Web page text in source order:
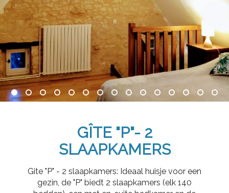
GÎTE "P"- 2
SLAAPKAMERS
Gite "P" - 2 slaapkamers: Ideaal huisje voor een
gezin, de "P" biedt 2 slaapkamers (elk 140